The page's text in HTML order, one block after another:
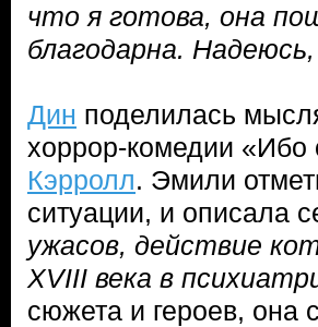
что я готова, она
благодарна.
Дин поделилась
хоррор-комедии «Ибо
Кэрролл. Эмили
ситуации, и описала
ужасов, действие
XVIII века в
сюжета и героев, она